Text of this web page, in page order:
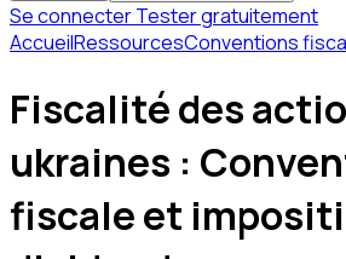
Se connecterTester gratuitement
AccueilRessourcesConventions
Fiscalité des
ukraines :
fiscale et